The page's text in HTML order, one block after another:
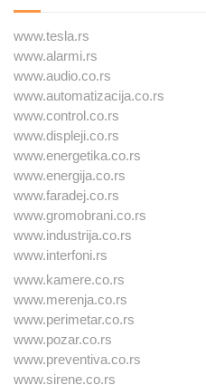
www.tesla.rs
www.alarmi.rs
www.audio.co.rs
www.automatizacija.co.rs
www.control.co.rs
www.displeji.co.rs
www.energetika.co.rs
www.energija.co.rs
www.faradej.co.rs
www.gromobrani.co.rs
www.industrija.co.rs
www.interfoni.rs
www.kamere.co.rs
www.merenja.co.rs
www.perimetar.co.rs
www.pozar.co.rs
www.preventiva.co.rs
www.sirene.co.rs